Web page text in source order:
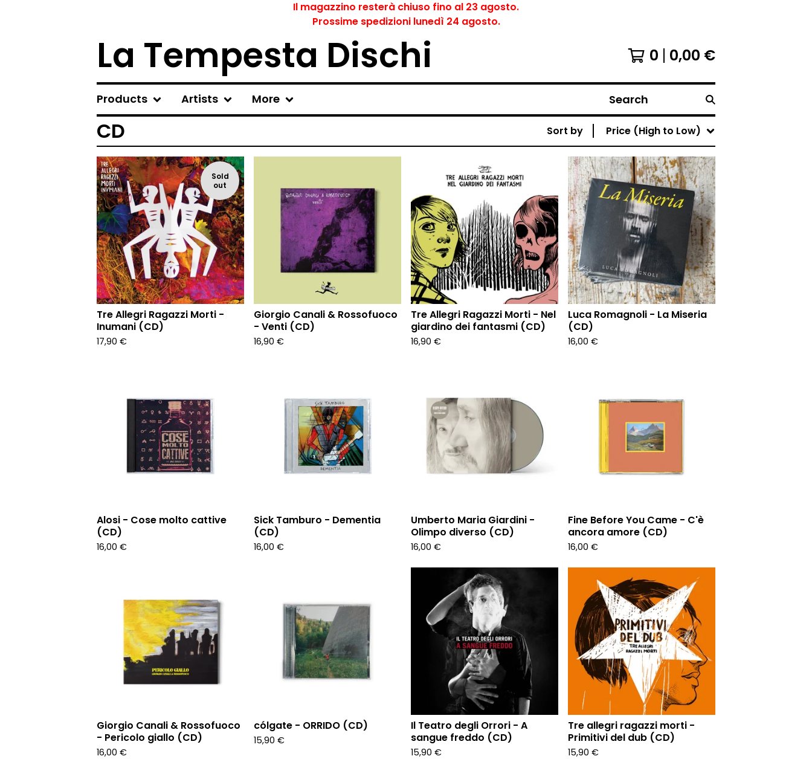
Il magazzino resterà chiuso fino al 23 agosto.
Prossime spedizioni lunedì 24 agosto.
La Tempesta Dischi 0 0,00 €
Products Artists More Search
CD Sort by Price (High to Low)
Sold
out
Tre Allegri Ragazzi Morti -
Inumani (CD)
17,90 €
Giorgio Canali & Rossofuoco
- Venti (CD)
16,90 €
Tre Allegri Ragazzi Morti - Nel
giardino dei fantasmi (CD)
16,90 €
Luca Romagnoli - La Miseria
(CD)
16,00 €
Alosi - Cose molto cattive
(CD)
16,00 €
Sick Tamburo - Dementia
(CD)
16,00 €
Umberto Maria Giardini -
Olimpo diverso (CD)
16,00 €
Fine Before You Came - C'è
ancora amore (CD)
16,00 €
Giorgio Canali & Rossofuoco
- Pericolo giallo (CD)
16,00 €
cólgate - ORRIDO (CD)
15,90 €
Il Teatro degli Orrori - A
sangue freddo (CD)
15,90 €
Tre allegri ragazzi morti -
Primitivi del dub (CD)
15,90 €